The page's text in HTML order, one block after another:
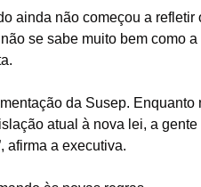
ainda não começou a refletir
se sabe muito bem como a
da Susep. Enquanto
atual à nova lei, a gente
afirma a executiva.